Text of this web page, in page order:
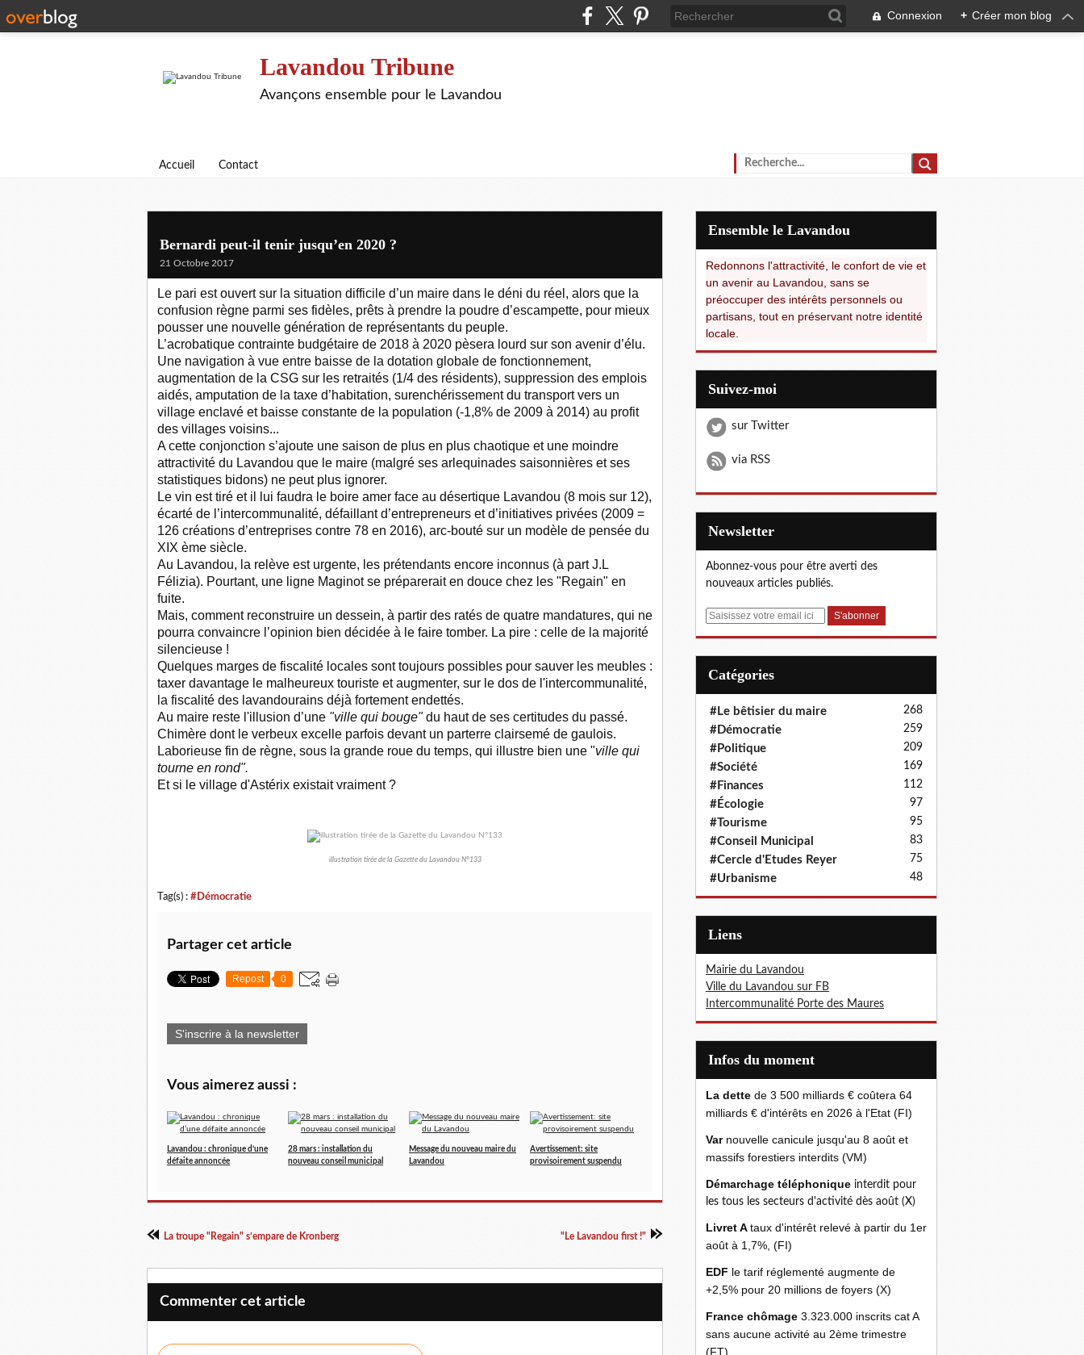
Connexion + Créer mon blog
Lavandou Tribune
Avançons ensemble pour le Lavandou
Accueil Contact
Bernardi peut-il tenir jusqu’en 2020 ?
21 Octobre 2017
Le pari est ouvert sur la situation difficile d’un maire dans le déni du réel, alors que la
confusion règne parmi ses fidèles, prêts à prendre la poudre d’escampette, pour mieux
pousser une nouvelle génération de représentants du peuple.
L’acrobatique contrainte budgétaire de 2018 à 2020 pèsera lourd sur son avenir d’élu.
Une navigation à vue entre baisse de la dotation globale de fonctionnement,
augmentation de la CSG sur les retraités (1/4 des résidents), suppression des emplois
aidés, amputation de la taxe d’habitation, surenchérissement du transport vers un
village enclavé et baisse constante de la population (-1,8% de 2009 à 2014) au profit
des villages voisins...
A cette conjonction s’ajoute une saison de plus en plus chaotique et une moindre
attractivité du Lavandou que le maire (malgré ses arlequinades saisonnières et ses
statistiques bidons) ne peut plus ignorer.
Le vin est tiré et il lui faudra le boire amer face au désertique Lavandou (8 mois sur 12),
écarté de l’intercommunalité, défaillant d’entrepreneurs et d’initiatives privées (2009 =
126 créations d’entreprises contre 78 en 2016), arc-bouté sur un modèle de pensée du
XIX ème siècle.
Au Lavandou, la relève est urgente, les prétendants encore inconnus (à part J.L
Félizia). Pourtant, une ligne Maginot se préparerait en douce chez les "Regain" en
fuite.
Mais, comment reconstruire un dessein, à partir des ratés de quatre mandatures, qui ne
pourra convaincre l’opinion bien décidée à le faire tomber. La pire : celle de la majorité
silencieuse !
Quelques marges de fiscalité locales sont toujours possibles pour sauver les meubles :
taxer davantage le malheureux touriste et augmenter, sur le dos de l'intercommunalité,
la fiscalité des lavandourains déjà fortement endettés.
Au maire reste l'illusion d’une "ville qui bouge"du haut de ses certitudes du passé.
Chimère dont le verbeux excelle parfois devant un parterre clairsemé de gaulois.
Laborieuse fin de règne, sous la grande roue du temps, qui illustre bien une "ville qui
tourne en rond".
Et si le village d'Astérix existait vraiment ?
illustration tirée de la Gazette du Lavandou N°133
Tag(s) : #Démocratie
Partager cet article
Repost 0
S'inscrire à la newsletter
Vous aimerez aussi :
Lavandou : chronique d’une
défaite annoncée
28 mars : installation du
nouveau conseil municipal
Message du nouveau maire du
Lavandou
Avertissement: site
provisoirement suspendu
La troupe "Regain" s’empare de Kronberg "Le Lavandou first !"
Commenter cet article
Ensemble le Lavandou
Redonnons l'attractivité, le confort de vie et
un avenir au Lavandou, sans se
préoccuper des intérêts personnels ou
partisans, tout en préservant notre identité
locale.
Suivez-moi
sur Twitter
via RSS
Newsletter
Abonnez-vous pour être averti des
nouveaux articles publiés.
E
Catégories
#Le bêtisier du maire 268
#Démocratie 259
#Politique 209
#Société 169
#Finances 112
#Écologie 97
#Tourisme 95
#Conseil Municipal 83
#Cercle d'Etudes Reyer 75
#Urbanisme 48
Liens
Mairie du Lavandou
Ville du Lavandou sur FB
Intercommunalité Porte des Maures
Infos du moment
La dette de 3 500 milliards € coûtera 64
milliards € d'intérêts en 2026 à l'Etat (FI)
Var nouvelle canicule jusqu'au 8 août et
massifs forestiers interdits (VM)
Démarchage téléphonique interdit pour
les tous les secteurs d'activité dès août (X)
Livret Ataux d'intérêt relevé à partir du 1er
août à 1,7%, (FI)
EDF le tarif réglementé augmente de
+2,5% pour 20 millions de foyers (X)
France chômage 3.323.000 inscrits cat A
sans aucune activité au 2ème trimestre
(FT)